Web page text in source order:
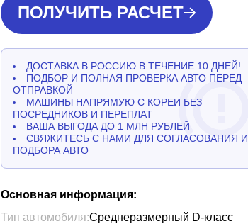
ПОЛУЧИТЬ РАСЧЕТ
ДОСТАВКА В РОССИЮ В ТЕЧЕНИЕ 10 ДНЕЙ!
ПОДБОР И ПОЛНАЯ ПРОВЕРКА АВТО ПЕРЕД
ОТПРАВКОЙ
МАШИНЫ НАПРЯМУЮ С КОРЕИ БЕЗ
ПОСРЕДНИКОВ И ПЕРЕПЛАТ
ВАША ВЫГОДА ДО 1 МЛН РУБЛЕЙ
СВЯЖИТЕСЬ С НАМИ ДЛЯ СОГЛАСОВАНИЯ И
ПОДБОРА АВТО
Основная информация:
Тип автомобиля:Среднеразмерный D-класс